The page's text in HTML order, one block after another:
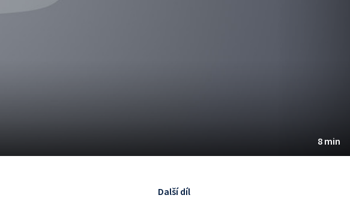
8 min
Další díl